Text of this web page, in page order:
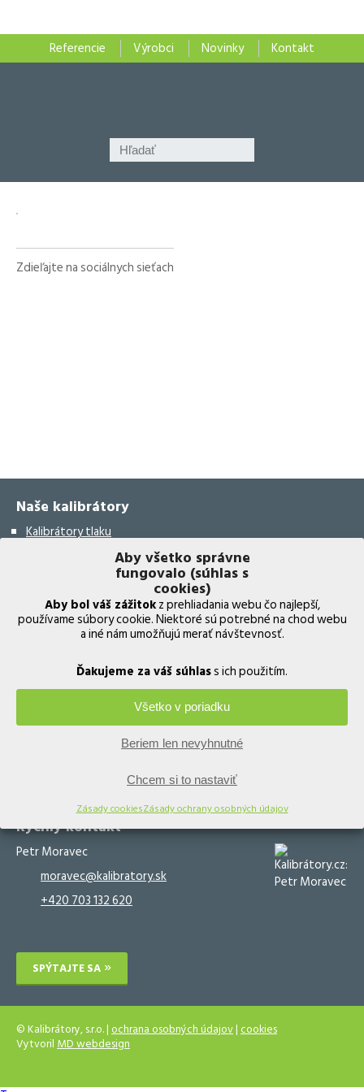
Aby všetko správne
fungovalo (súhlas s
cookies)
Aby bol váš zážitokz prehliadania webu čo najlepší,
používame súbory cookie. Niektoré sú potrebné na chod webu
a iné nám umožňujú merať návštevnosť.
Ďakujeme za váš súhlass ich použitím.
Všetko v poriadku
Beriem len nevyhnutné
Chcem si to nastaviť
Zásady cookiesZásady ochrany osobných údajov
Referencie Výrobci Novinky Kontakt
Zdieľajte na sociálnych sieťach
Naše kalibrátory
Kalibrátory tlaku
Kalibrátory teploty
Kalibrátory vlhkosti
Bezdrôtový validačný systém
Kalibrátory elektrických prístrojov
Kalibrátory leteckých prístrojov
Multifunkčné kalibrátory
Termočlánkový validačný systém
Kalibračný software
Kalibračné služby
Validačný software
Validačné služby
Rýchly kontakt
Petr Moravec
moravec@kalibratory.sk
+420 703 132 620
SPÝTAJTE SA
© Kalibrátory, s.r.o. |ochrana osobných údajov|cookies
VytvorilMD webdesign